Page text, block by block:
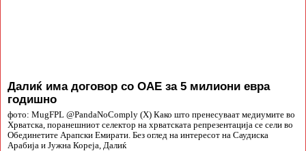
Далиќ има договор со ОАЕ за 5 милиони евра
годишно
фото: MugFPL @PandaNoComply (X) Како што пренесуваат медиумите во
Хрватска, поранешниот селектор на хрватската репрезентација се сели во
Обединетите Арапски Емирати. Без оглед на интересот на Саудиска
Арабија и Јужна Кореја, Далиќ